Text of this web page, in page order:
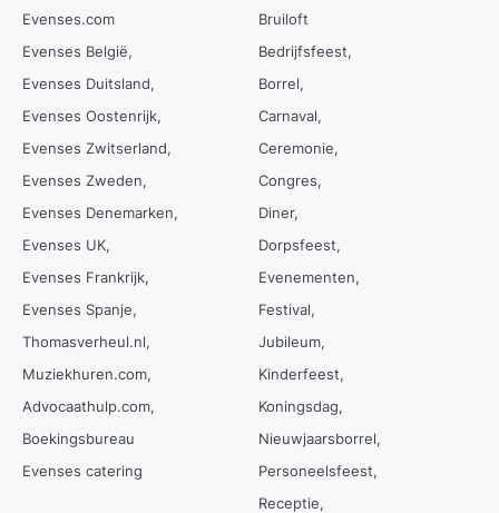
Evenses.com
Evenses België
Evenses Duitsland
Evenses Oostenrijk
Evenses Zwitserland
Evenses Zweden
Evenses Denemarken
Evenses UK
Evenses Frankrijk
Evenses Spanje
Thomasverheul.nl
Muziekhuren.com
Advocaathulp.com
Boekingsbureau
Evenses catering
Bruiloft
Bedrijfsfeest
Borrel
Carnaval
Ceremonie
Congres
Diner
Dorpsfeest
Evenementen
Festival
Jubileum
Kinderfeest
Koningsdag
Nieuwjaarsborrel
Personeelsfeest
Receptie